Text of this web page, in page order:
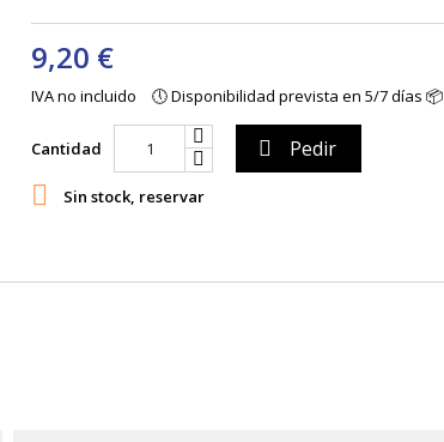
9,20 €
IVA no incluido 🕔 Disponibilidad prevista en 5/7 días 📦
Cantidad  Pedir
 Sin stock, reservar